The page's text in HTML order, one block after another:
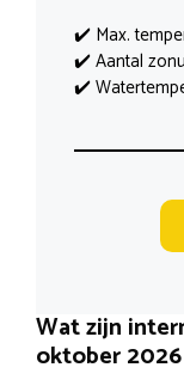
✔️ Max.
✔️ Aantal
✔️
Wat zijn
oktober 2026